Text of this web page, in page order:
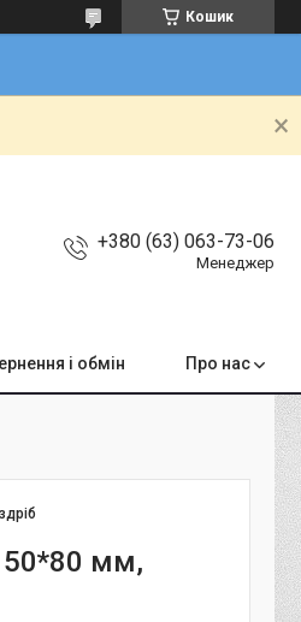
Кошик
+380 (63) 063-73-06
Менеджер
і обмін Про нас
мм,